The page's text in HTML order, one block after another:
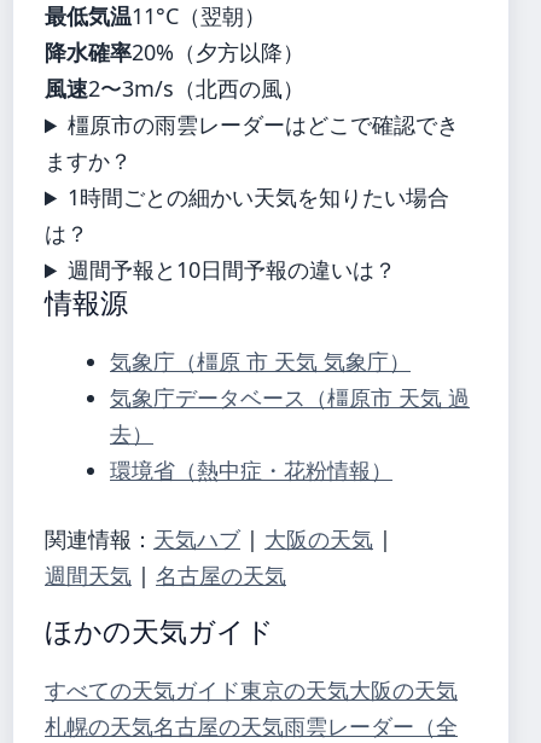
最低気温11°C（翌朝）
降水確率20%（夕方以降）
風速2〜3m/s（北西の風）
橿原市の雨雲レーダーはどこで確認でき
ますか？
1時間ごとの細かい天気を知りたい場合
は？
週間予報と10日間予報の違いは？
情報源
気象庁（橿原 市 天気 気象庁）
気象庁データベース（橿原市 天気 過
去）
環境省（熱中症・花粉情報）
関連情報： 天気ハブ| 大阪の天気 |
週間天気 | 名古屋の天気
ほかの天気ガイド
すべての天気ガイド東京の天気大阪の天気
札幌の天気名古屋の天気雨雲レーダー（全